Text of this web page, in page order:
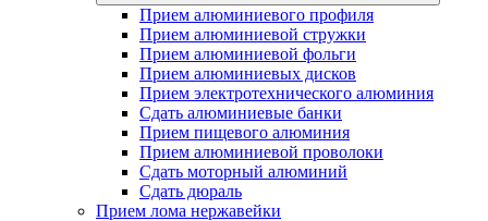
Прием алюминиевого профиля
Прием алюминиевой стружки
Прием алюминиевой фольги
Прием алюминиевых дисков
Прием электротехнического алюминия
Сдать алюминиевые банки
Прием пищевого алюминия
Прием алюминиевой проволоки
Сдать моторный алюминий
Сдать дюраль
Прием лома нержавейки